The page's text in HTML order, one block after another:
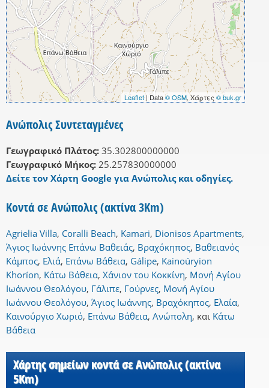
Leaflet| Data© OSM, Χάρτες © buk.gr
Ανώπολις Συντεταγμένες
Γεωγραφικό Πλάτος: 35.302800000000
Γεωγραφικό Μήκος: 25.257830000000
Δείτε τον Χάρτη Google για Ανώπολις και οδηγίες.
Κοντά σε Ανώπολις (ακτίνα 3Km)
Agrielia Villa, Coralli Beach, Kamari, Dionisos Apartments,
Άγιος Ιωάννης Επάνω Βαθειάς, Βραχόκηπος, Βαθειανός
Κάμπος, Ελιά, Επάνω Βάθεια, Gálipe, Kainoúryion
Khoríon, Κάτω Βάθεια, Χάνιον του Κοκκίνη, Μονή Αγίου
Ιωάννου Θεολόγου, Γάλιπε, Γούρνες, Μονή Αγίου
Ιωάννου Θεολόγου, Άγιος Ιωάννης, Βραχόκηπος, Ελαία,
Καινούργιο Χωριό, Επάνω Βάθεια, Ανώπολη, και Κάτω
Βάθεια
Χάρτης σημείων κοντά σε Ανώπολις (ακτίνα
5Km)